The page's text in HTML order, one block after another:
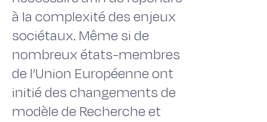
à la complexité des enjeux
sociétaux. Même si de
nombreux états-membres
de l’Union Européenne ont
initié des changements de
modèle de Recherche et